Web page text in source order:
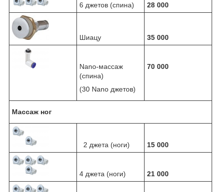
6 джетов (спина) 28 000
Шиацу 35 000
Nano-массаж
(спина)
(30 Nano джетов)
70 000
Массаж ног
2 джета (ноги) 15 000
4 джета (ноги) 21 000